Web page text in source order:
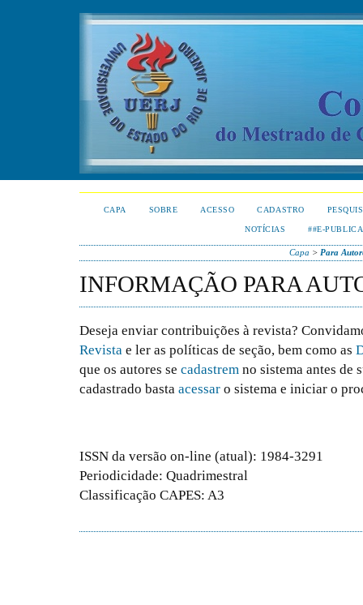
CAPA SOBRE ACESSO CADASTRO
NOTÍCIAS ##E-
Capa > Para
INFORMAÇÃO PARA
Deseja enviar contribuições à revista?
Revista e ler as políticas de seção, bem como as
que os autores se cadastrem no sistema antes de
cadastrado basta acessar o sistema e iniciar o
ISSN da versão on-line (atual): 1984-3291
Periodicidade: Quadrimestral
Classificação CAPES: A3